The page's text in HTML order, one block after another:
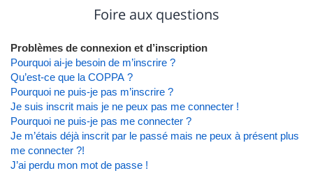
Foire aux questions
Problèmes de connexion et d’inscription
Pourquoi ai-je besoin de m’inscrire ?
Qu’est-ce que la COPPA ?
Pourquoi ne puis-je pas m’inscrire ?
Je suis inscrit mais je ne peux pas me connecter !
Pourquoi ne puis-je pas me connecter ?
Je m’étais déjà inscrit par le passé mais ne peux à présent plus
me connecter ?!
J’ai perdu mon mot de passe !